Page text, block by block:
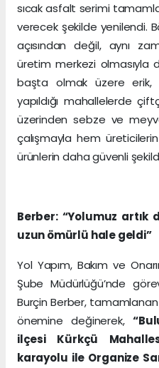
sıcak asfalt serimi
verecek şekilde yenilendi.
açısından değil, aynı
üretim merkezi olmasıyla
başta olmak üzere
yapıldığı mahallelerde
üzerinden sebze ve
çalışmayla hem
ürünlerin daha güvenli
Berber: “Yolumuz
uzun ömürlü hale geldi”
Yol Yapım, Bakım ve
Şube Müdürlüğü’nde
Burçin Berber, tamamlanan
önemine değinerek,
ilçesi Kürkçü
karayolu ile Organize